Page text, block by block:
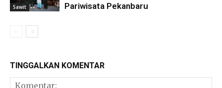
Sawit
Pariwisata Pekanbaru
TINGGALKAN KOMENTAR